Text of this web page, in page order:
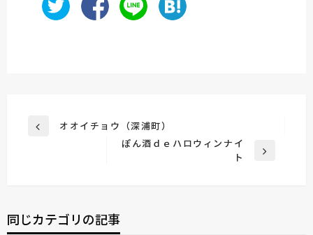
投
ー
前
オオイチョウ（深浦町）
ぽん酒ｄｅハロウィンナイ
ト
同じカテゴリの記事